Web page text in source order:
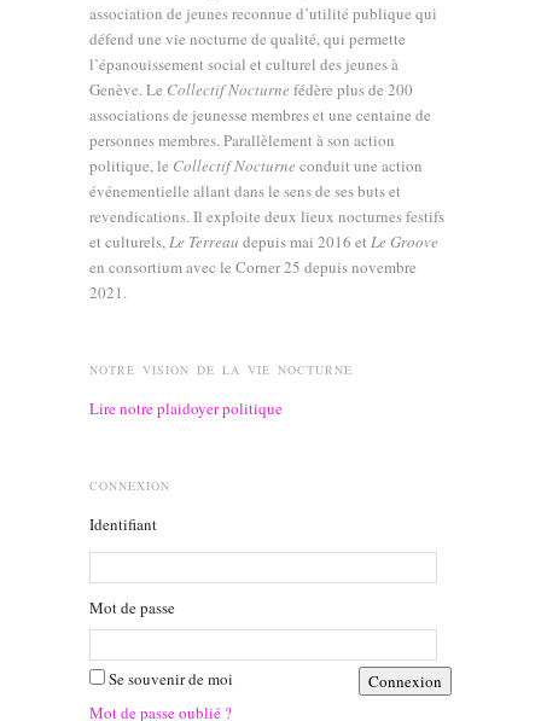
association de jeunes reconnue d’utilité publique qui
défend une vie nocturne de qualité, qui permette
l’épanouissement social et culturel des jeunes à
Genève. Le Collectif Nocturne fédère plus de 200
associations de jeunesse membres et une centaine de
personnes membres. Parallèlement à son action
politique, le Collectif Nocturne conduit une action
événementielle allant dans le sens de ses buts et
revendications. Il exploite deux lieux nocturnes festifs
et culturels,Le Terreau depuis mai 2016 et Le Groove
en consortium avec le Corner 25 depuis novembre
2021.
NOTRE VISION DE LA VIE NOCTURNE
Lire notre plaidoyer politique
CONNEXION
Identifiant
Mot de passe
Se souvenir de moi
Mot de passe oublié ?